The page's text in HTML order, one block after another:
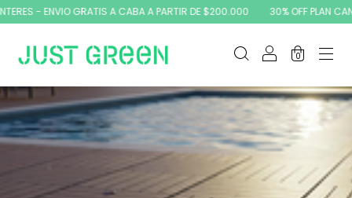
- ENVIO GRATIS A CABA A PARTIR DE $200.000 30% OFF PLAN
0